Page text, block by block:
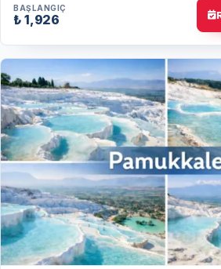
BAŞLANGIÇ
₺ 1,926